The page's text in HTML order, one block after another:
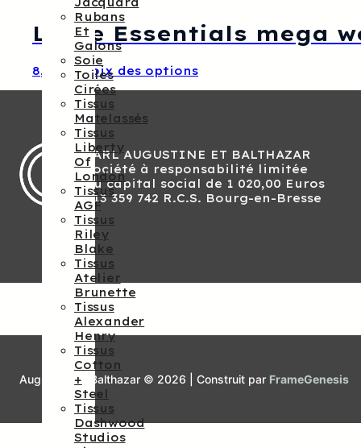
Rubans
Et
Galons
Soie
Toiles
Cirées
Tissus
Matelassés
Tissus
Liberty
Of
London
Tissus
AGF
Tissus
Riley
Blake
Tissus
Atelier
Brunette
Tissus
Alexander
Henry
Tissus
Cotton
+
Steel
Tissus
Dashwood
Studios
produit
Laine Essentials mega
8,00 € Choix des optionsCe
options
peuvent
être
choisies
SARL AUGUSTINE ET BALTHAZAR
Société à responsabilité limitée
Au capital social de 1 020,00 Euros
813 359 742 R.C.S. Bourg-en-Bresse
Augustine et Balthazar © 2026 | Construit par FrameGenesis